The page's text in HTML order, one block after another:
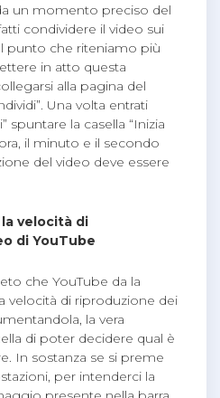
un momento preciso del
condividere il video sui
punto che riteniamo più
in atto questa
alla pagina del
Una volta entrati
spuntare la casella “Inizia
il minuto e il secondo
del video deve essere
velocità di
di YouTube
che YouTube da la
velocità di riproduzione dei
la vera
di poter decidere qual è
In sostanza se si preme
per intenderci la